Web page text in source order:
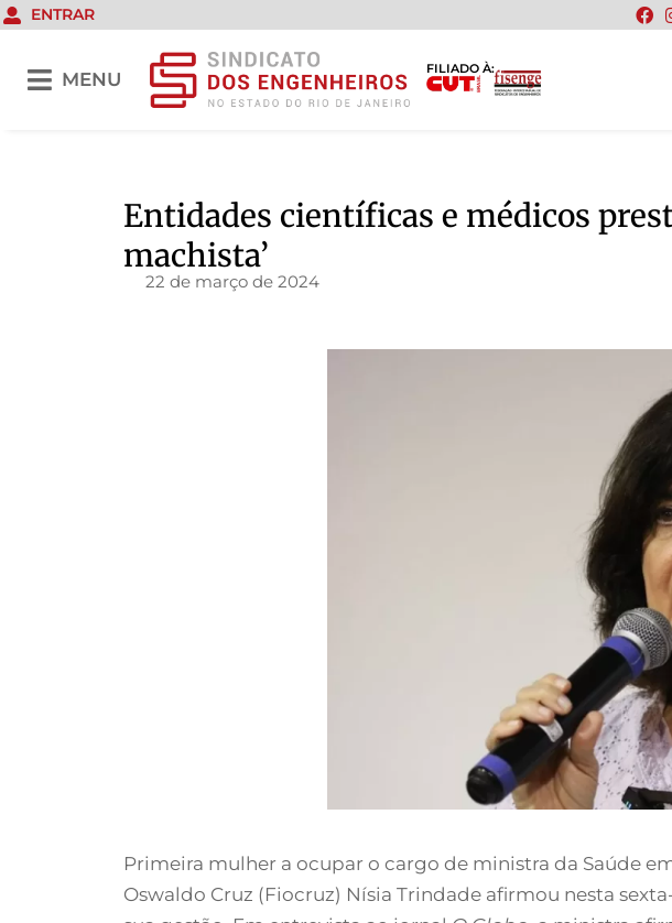
ENTRAR
MENU
FILIADO À:
Entidades científicas e médicos
machista’
22 de março de 2024
Primeira mulher a ocupar o cargo de ministra da Saúde
Oswaldo Cruz (Fiocruz) Nísia Trindade afirmou nesta